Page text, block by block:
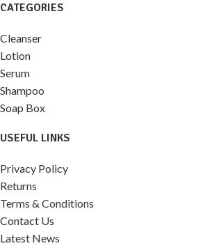
CATEGORIES
Cleanser
Lotion
Serum
Shampoo
Soap Box
USEFUL LINKS
Privacy Policy
Returns
Terms & Conditions
Contact Us
Latest News